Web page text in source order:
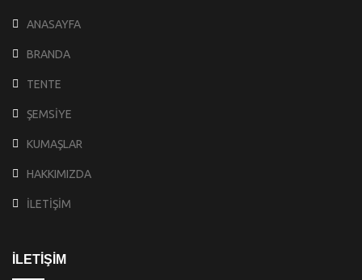
ANASAYFA
BRANDA
TENTE
ŞEMSİYE
KUMAŞLAR
HAKKIMIZDA
İLETİŞİM
İLETİŞİM